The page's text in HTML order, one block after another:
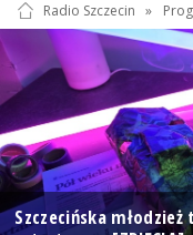
Radio Szczecin »
Szczecińska